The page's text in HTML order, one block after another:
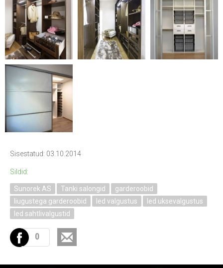
Sisestatud: 03.10.2014
Sildid:
Sunorek AS Tanki salongid
garderoobid
liugustega garderoobid
led valgustus
led uksevalgustus
led sahtlivalgustid
0